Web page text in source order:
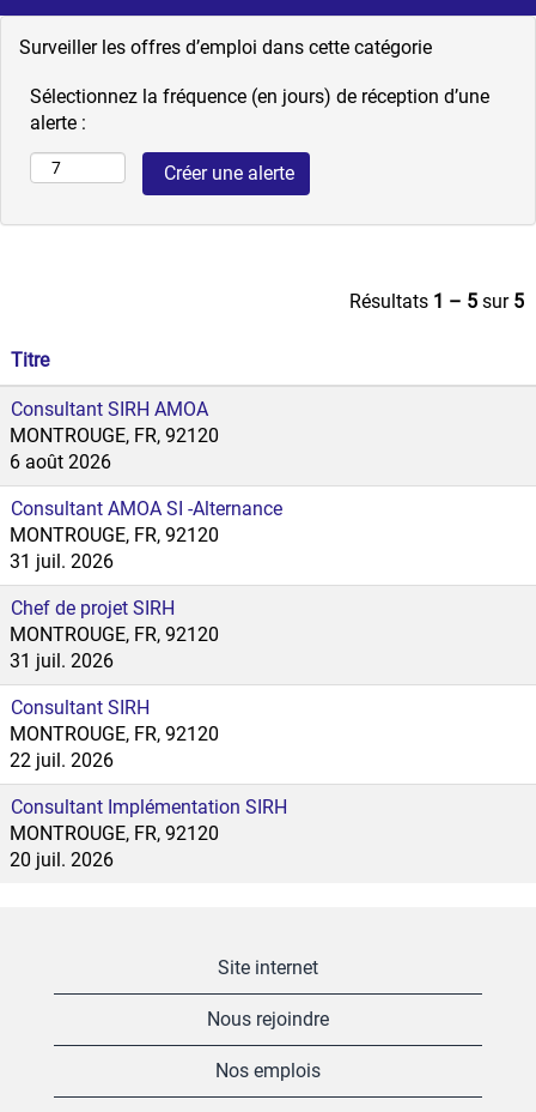
Surveiller les offres d’emploi dans cette catégorie
Sélectionnez la fréquence (en jours) de réception d’une
alerte :
Résultats 1 – 5 sur 5
Titre
Consultant SIRH AMOA
MONTROUGE, FR, 92120
6 août 2026
Consultant AMOA SI -Alternance
MONTROUGE, FR, 92120
31 juil. 2026
Chef de projet SIRH
MONTROUGE, FR, 92120
31 juil. 2026
Consultant SIRH
MONTROUGE, FR, 92120
22 juil. 2026
Consultant Implémentation SIRH
MONTROUGE, FR, 92120
20 juil. 2026
Site internet
Nous rejoindre
Nos emplois